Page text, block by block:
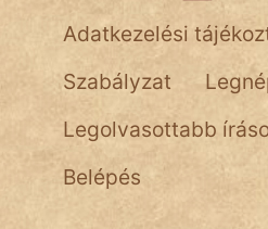
Jób Gedeon
vörös ördög
Adatkezelési
Szabályzat
Legolvasottabb
Belépés